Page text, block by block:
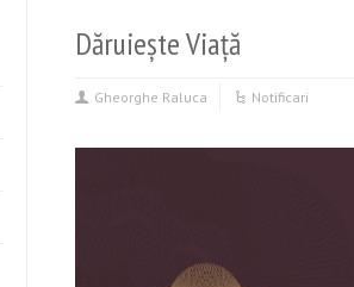
Dăruiește Viață
Gheorghe Raluca Notificari